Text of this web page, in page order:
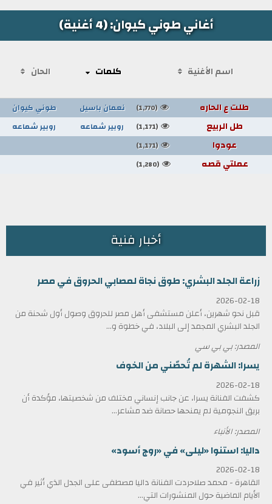
أغاني طوني كيوان: (4 أغنية)
اسم الأغنية كلمات الحان
طلت ع الحاره (1,770) نعمان باسيل طوني كيوان
طل الربيع (1,171) روبير شماعه روبير شماعه
عودوا (1,171)
عملتي قصه (1,280)
أخبار فنية
زراعة الجلد البشري: طوق نجاة لمصابي الحروق في مصر
2026-02-18
قبل نحو شهرين، أعلن مستشفى أهل مصر للحروق وصول أول شحنة من
الجلد البشري المجمد إلى البلاد، في خطوة و...
المصدر: بي بي سي
يسرا: الشهرة لم تُحصّني من الخوف
2026-02-18
كشفت الفنانة يسرا، عن جانب إنساني مختلف من شخصيتها، مؤكدة أن
بريق النجومية لم يمنحها حصانة ضد مشاعر...
المصدر: الأنباء
داليا: استنوا «ليلى» في «روج أسود»
2026-02-18
القاهرة - محمد صلاحردت الفنانة داليا مصطفى على الجدل الذي أثير في
الأيام الماضية حول المنشورات التي...